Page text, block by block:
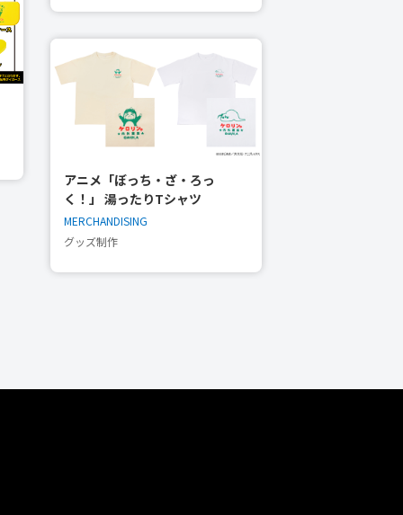
アニメ「ぼっち・ざ・ろっ
く！」 湯ったりTシャツ
MERCHANDISING
グッズ制作